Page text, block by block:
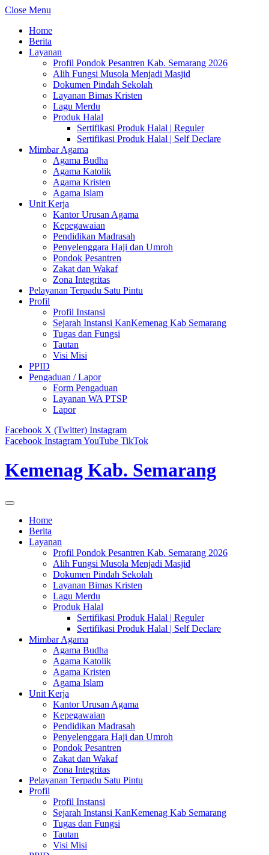
Close Menu
Home
Berita
Layanan
Profil Pondok Pesantren Kab. Semarang 2026
Alih Fungsi Musola Menjadi Masjid
Dokumen Pindah Sekolah
Layanan Bimas Kristen
Lagu Merdu
Produk Halal
Sertifikasi Produk Halal | Reguler
Sertifikasi Produk Halal | Self Declare
Mimbar Agama
Agama Budha
Agama Katolik
Agama Kristen
Agama Islam
Unit Kerja
Kantor Urusan Agama
Kepegawaian
Pendidikan Madrasah
Penyelenggara Haji dan Umroh
Pondok Pesantren
Zakat dan Wakaf
Zona Integritas
Pelayanan Terpadu Satu Pintu
Profil
Profil Instansi
Sejarah Instansi KanKemenag Kab Semarang
Tugas dan Fungsi
Tautan
Visi Misi
PPID
Pengaduan / Lapor
Form Pengaduan
Layanan WA PTSP
Lapor
Facebook X (Twitter) Instagram
Facebook InstagramYouTube TikTok
Kemenag Kab. Semarang
Home
Berita
Layanan
Profil Pondok Pesantren Kab. Semarang 2026
Alih Fungsi Musola Menjadi Masjid
Dokumen Pindah Sekolah
Layanan Bimas Kristen
Lagu Merdu
Produk Halal
Sertifikasi Produk Halal | Reguler
Sertifikasi Produk Halal | Self Declare
Mimbar Agama
Agama Budha
Agama Katolik
Agama Kristen
Agama Islam
Unit Kerja
Kantor Urusan Agama
Kepegawaian
Pendidikan Madrasah
Penyelenggara Haji dan Umroh
Pondok Pesantren
Zakat dan Wakaf
Zona Integritas
Pelayanan Terpadu Satu Pintu
Profil
Profil Instansi
Sejarah Instansi KanKemenag Kab Semarang
Tugas dan Fungsi
Tautan
Visi Misi